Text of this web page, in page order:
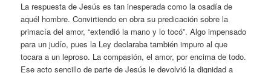
La respuesta de Jesús es tan inesperada como la osadía de
aquél hombre. Convirtiendo en obra su predicación sobre la
primacía del amor, “extendió la mano y lo tocó”. Algo impensado
para un judío, pues la Ley declaraba también impuro al que
tocara a un leproso. La compasión, el amor, por encima de todo.
Ese acto sencillo de parte de Jesús le devolvió la dignidad a